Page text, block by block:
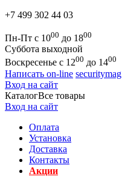
+7 499 302 44 03
Пн-Пт с 1000 до 1800
Суббота выходной
Воскресенье с 1200 до 1400
Написать on-line securitymag
Вход на сайт
КаталогВсе товары
Вход на сайт
Оплата
Установка
Доставка
Контакты
Акции